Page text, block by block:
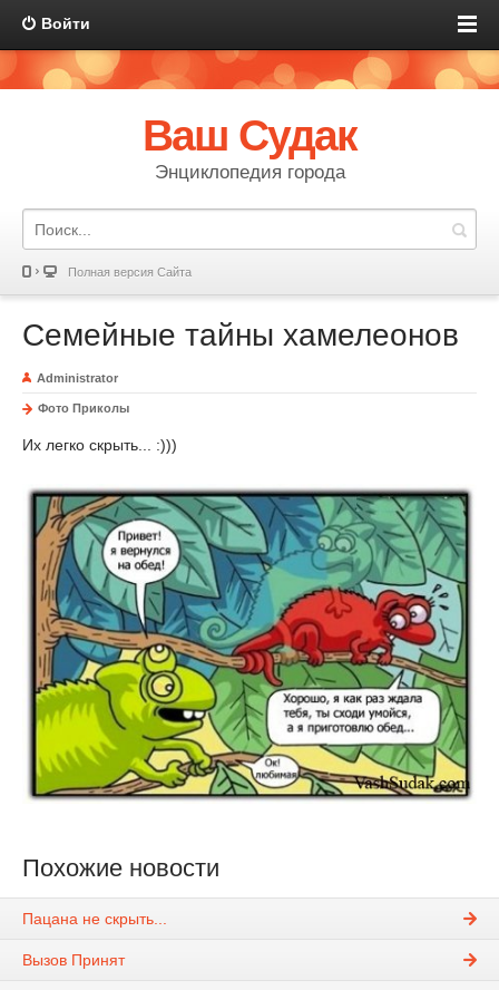
Войти
Ваш Судак
Энциклопедия города
Полная версия Сайта
Семейные тайны хамелеонов
Administrator
Фото Приколы
Их легко скрыть... :)))
Похожие новости
Пацана не скрыть...
Вызов Принят